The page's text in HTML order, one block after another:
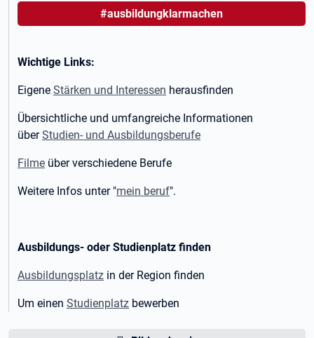
#ausbildungklarmachen
Wichtige Links:
Eigene Stärken und Interessen herausfinden
Übersichtliche und umfangreiche Informationen
überStudien- und Ausbildungsberufe
Filme über verschiedene Berufe
Weitere Infos unter "mein beruf".
Ausbildungs- oder Studienplatz finden
Ausbildungsplatz in der Region finden
Um einen Studienplatz bewerben